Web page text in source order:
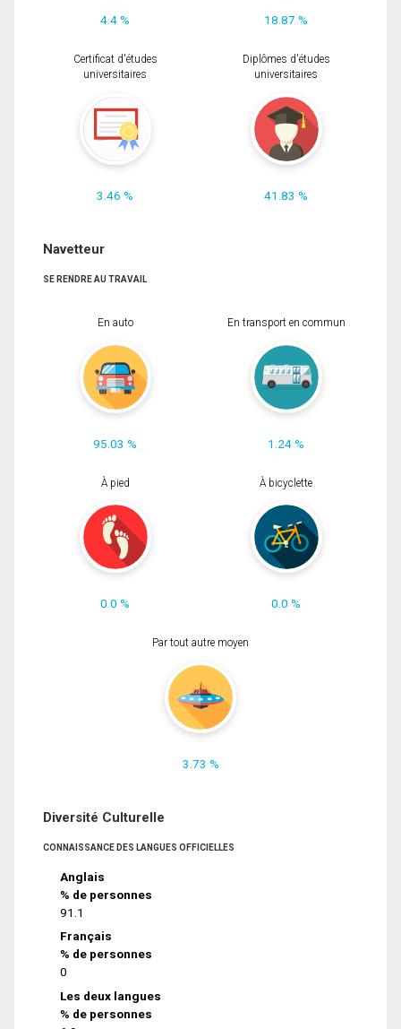
4.4 % 18.87 %
Certificat d'études
universitaires
3.46 %
Diplômes d'études
universitaires
41.83 %
Navetteur
SE RENDRE AU TRAVAIL
En auto
95.03 %
En transport en commun
1.24 %
À pied
0.0 %
À bicyclette
0.0 %
Par tout autre moyen
3.73 %
Diversité Culturelle
CONNAISSANCE DES LANGUES OFFICIELLES
Anglais
% de personnes
91.1
Français
% de personnes
0
Les deux langues
% de personnes